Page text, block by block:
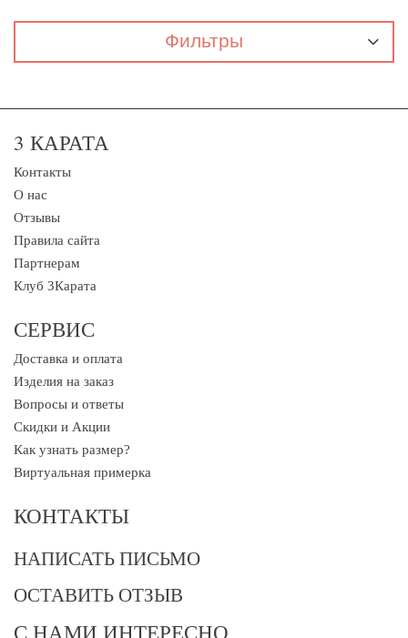
Фильтры
3 КАРАТА
Контакты
О нас
Отзывы
Правила сайта
Партнерам
Клуб 3Карата
СЕРВИС
Доставка и оплата
Изделия на заказ
Вопросы и ответы
Скидки и Акции
Как узнать размер?
Виртуальная примерка
КОНТАКТЫ
НАПИСАТЬ ПИСЬМО
ОСТАВИТЬ ОТЗЫВ
С НАМИ ИНТЕРЕСНО